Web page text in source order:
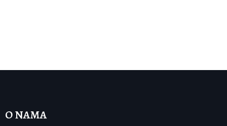
O NAMA